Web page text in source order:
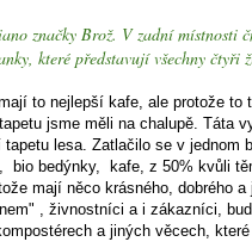
značky Brož. V zadní místnosti
které představují všechny čtyři
to nejlepší kafe, ale protože to
jsme měli na chalupě. Táta
lesa. Zatlačilo se v jednom
bio bedýnky, kafe, z 50% kvůli
mají něco krásného, dobrého
, živnostníci a i zákazníci,
a jiných věcech,